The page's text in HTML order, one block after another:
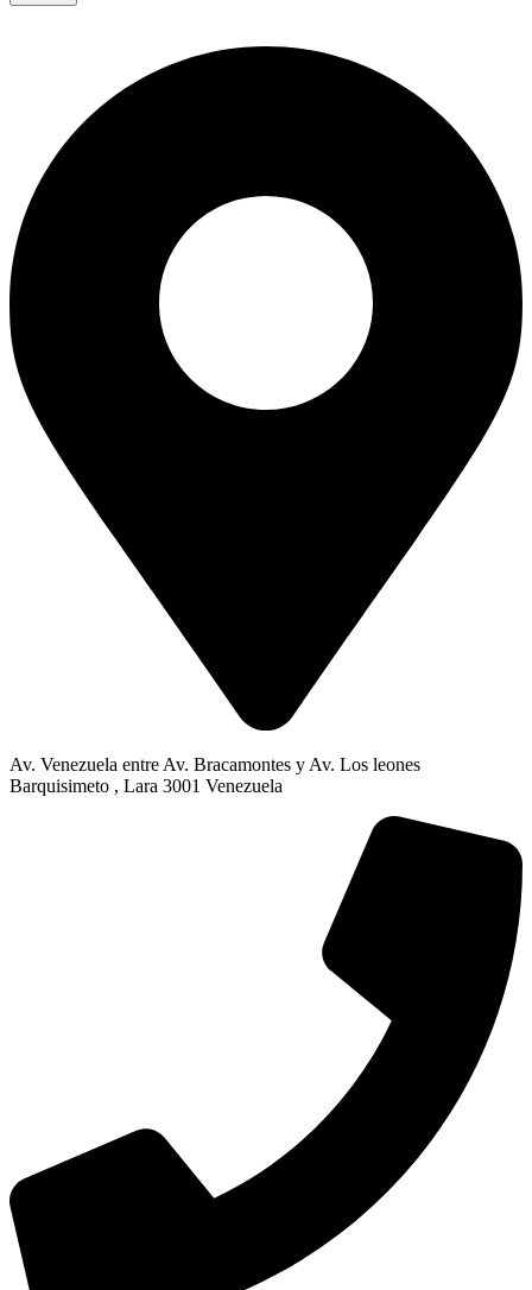
Av. Venezuela entre Av. Bracamontes y Av. Los leones
Barquisimeto , Lara 3001 Venezuela